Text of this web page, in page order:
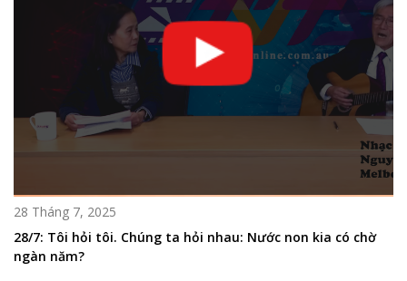
28 Tháng 7, 2025
28/7: Tôi hỏi tôi. Chúng ta hỏi nhau: Nước non kia có chờ
ngàn năm?